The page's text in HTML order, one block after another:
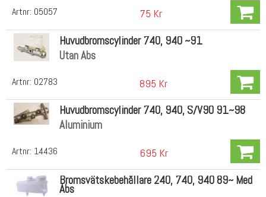
Artnr: 05057 75 Kr
Artnr: 02783
Huvudbromscylinder 740, 940 ~91
Utan Abs
895 Kr
Artnr: 14436
Huvudbromscylinder 740, 940, S/V90 91~98
Aluminium
695 Kr
Bromsvätskebehållare 240, 740, 940 89~ Med
Abs